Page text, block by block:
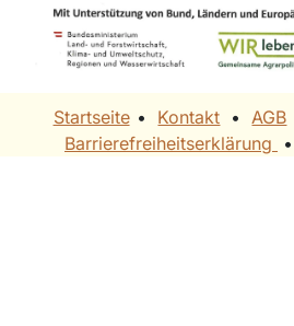
Startseite • ​ Kontakt •AGB
Barrierefreiheitserklärung
• ​​